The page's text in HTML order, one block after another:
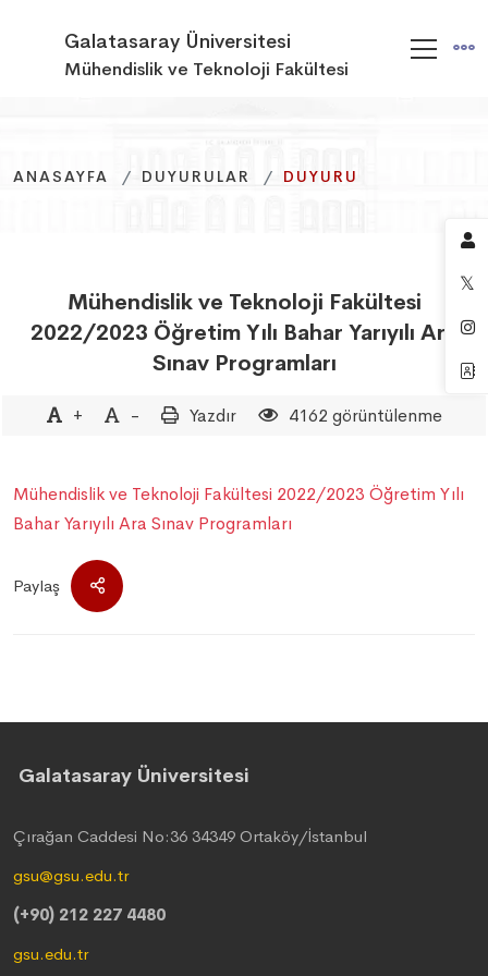
Galatasaray Üniversitesi
Mühendislik ve Teknoloji Fakültesi
ANASAYFA DUYURULAR DUYURU
ANASAYFA DUYURULAR DUYURU
ANASAYFA DUYURULAR DUYURU
Mühendislik ve Teknoloji Fakültesi
2022/2023 Öğretim Yılı Bahar Yarıyılı Ara
Sınav Programları
+ - Yazdır 4162 görüntülenme
Mühendislik ve Teknoloji Fakültesi 2022/2023 Öğretim Yılı
Bahar Yarıyılı Ara Sınav Programları
Paylaş
Galatasaray Üniversitesi
Çırağan Caddesi No:36 34349 Ortaköy/İstanbul
gsu@gsu.edu.tr
(+90) 212 227 4480
gsu.edu.tr